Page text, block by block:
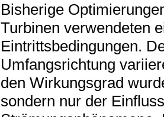
Bisherige
Turbinen verwendeten
Eintrittsbedingungen.
Umfangsrichtung
den Wirkungsgrad
sondern nur der